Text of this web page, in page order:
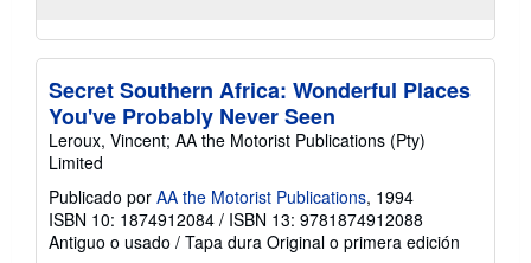
Secret Southern Africa: Wonderful Places
You've Probably Never Seen
Leroux, Vincent; AA the Motorist Publications (Pty)
Limited
Publicado por AA the Motorist Publications, 1994
ISBN 10: 1874912084 / ISBN 13: 9781874912088
Antiguo o usado / Tapa dura Original o primera edición